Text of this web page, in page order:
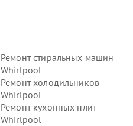
Ремонт стиральных машин
Whirlpool
Ремонт холодильников
Whirlpool
Ремонт кухонных плит
Whirlpool